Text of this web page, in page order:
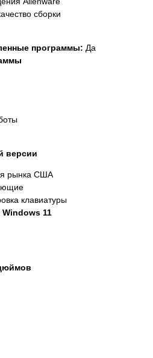
сборки
программы: Да
версии
рынка США
клавиатуры
Windows 11